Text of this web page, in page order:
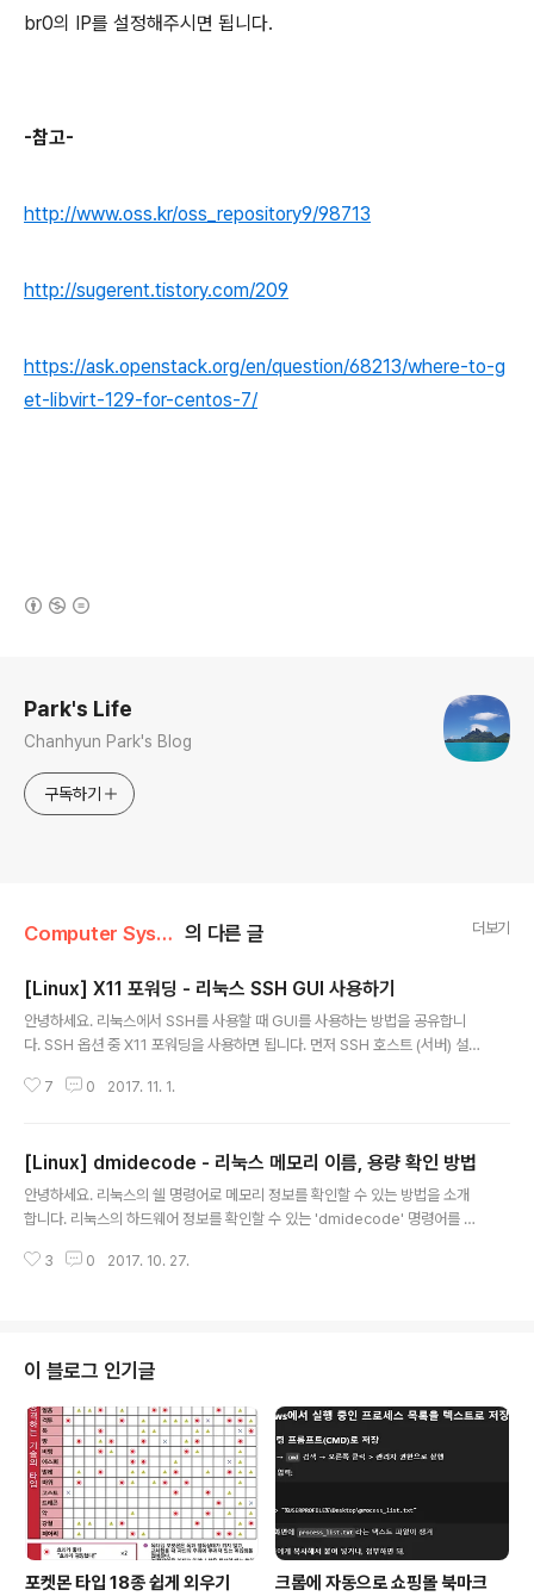
br0의 IP를 설정해주시면 됩니다.
-참고-
http://www.oss.kr/oss_repository9/98713
http://sugerent.tistory.com/209
https://ask.openstack.org/en/question/68213/where-to-g
et-libvirt-129-for-centos-7/
Park's Life
Chanhyun Park's Blog
구독하기
Computer System/Linux 의 다른 글 더보기
[Linux] X11 포워딩 - 리눅스 SSH GUI 사용하기
안녕하세요. 리눅스에서 SSH를 사용할 때 GUI를 사용하는 방법을 공유합니
다. SSH 옵션 중 X11 포워딩을 사용하면 됩니다. 먼저 SSH 호스트 (서버) 설정
w System" "Desktop" "Fonts" "Korean Support" 1-1. xauth 설치 yu
을 yes로 설정해 줍니다. X11Forwarding yes 1-3. ~/.Xauthority 파일 수
정 홈 디렉토리의 '.Xauthorit..
7 0 2017. 11. 1.
[Linux] dmidecode - 리눅스 메모리 이름, 용량 확인 방법
안녕하세요. 리눅스의 쉘 명령어로 메모리 정보를 확인할 수 있는 방법을 소개
합니다. 리눅스의 하드웨어 정보를 확인할 수 있는 'dmidecode' 명령어를 이
[OPTIONS]Options are: -d, --dev-mem FILE Read memory from
displ..
3 0 2017. 10. 27.
이 블로그 인기글
포켓몬 타입 18종 쉽게 외우기
크롬에 자동으로 쇼핑몰 북마크